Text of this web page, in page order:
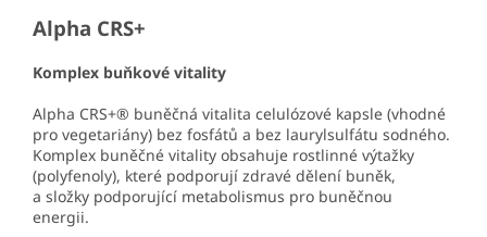
Alpha CRS+
Komplex buňkové vitality
Alpha CRS+® buněčná vitalita celulózové kapsle (vhodné
pro vegetariány) bez fosfátů a bez laurylsulfátu sodného.
Komplex buněčné vitality obsahuje rostlinné výtažky
(polyfenoly), které podporují zdravé dělení buněk,
a složky podporující metabolismus pro buněčnou
energii.